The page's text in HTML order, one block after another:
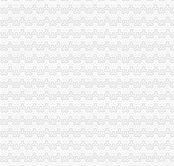
宁波海关对报关注册登记证书换证期限的规定-通
海关进出口货物收发货人报关注册登记证书有效
拱北海关：咨询报关企业注册登记证延续及换证
关于海关办理IC卡和报关登记证书怎么办理？急
海关进出口货物收发货人报关注册登记证书的次
[06-30]哪位YUYU知道海关报关注册登记证在哪
申请海关报关单位注册登记证书,海关报关注册信
海关报关单位注册登记证书-荣誉证书-常州市金
报关注册登记证书在海关哪个部门办理？-实务问
海关进出口货物收发货人报关注册登记证书过期
变更人后海关报关注册登记证书要办理变更需要
海关进出口货物报关登记证(英文翻译模板
进出口企业登记证全称是什么；它和海关报关登